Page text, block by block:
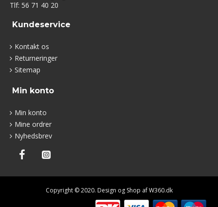
Tlf: 56 71 40 20
Kundeservice
Kontakt os
Returneringer
Sitemap
Min konto
Min konto
Mine ordrer
Nyhedsbrev
Copyright © 2020. Design og Shop af W360.dk